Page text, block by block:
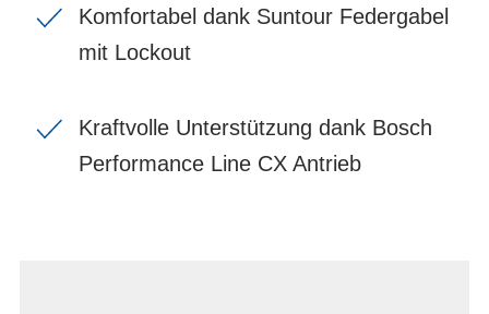
Komfortabel dank Suntour Federgabel
mit Lockout
Kraftvolle Unterstützung dank Bosch
Performance Line CX Antrieb